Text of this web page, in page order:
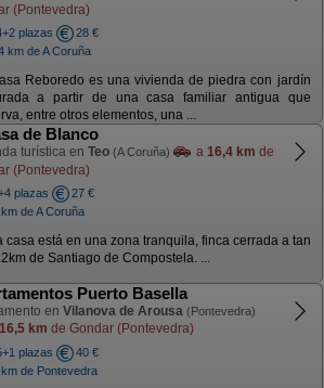
(Pontevedra)
plazas
28 €
km de A Coruña
Reboredo es una vivienda de piedra con jardín
a partir de una casa familiar antigua que
entre otros elementos, una ...
de Blanco
turística en Teo (A Coruña) a 16,4 km de
(Pontevedra)
plazas
27 €
de A Coruña
casa está en una zona tranquila, finca cerrada a tan
de Santiago de Compostela. ...
Puerto Basella
en Vilanova de Arousa (Pontevedra)
16,5 km de Gondar (Pontevedra)
plazas
40 €
de Pontevedra